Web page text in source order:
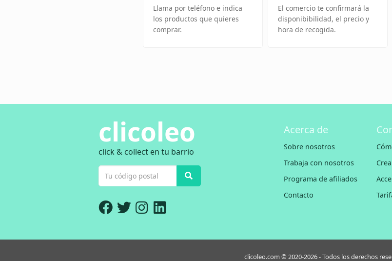
Llama por teléfono e indica
los productos que quieres
comprar.
El comercio te confirmará la
disponibibilidad, el precio y
hora de recogida.
clicoleo
click & collect en tu barrio
Acerca de
Sobre nosotros
Trabaja con nosotros
Programa de afiliados
Contacto
clicoleo.com © 2020-2026 - Todos los derechos